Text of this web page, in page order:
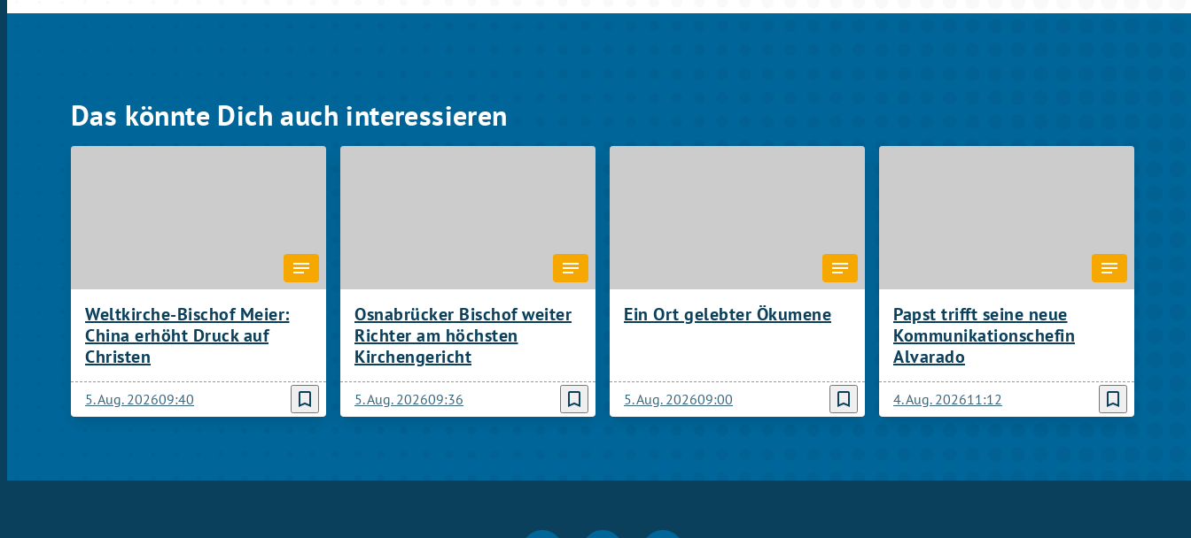
Das könnte Dich auch interessieren
Weltkirche-Bischof Meier:
China erhöht Druck auf
Christen
5. Aug. 202609:40 bookmark_border
Osnabrücker Bischof weiter
Richter am höchsten
Kirchengericht
5. Aug. 202609:36 bookmark_border
Ein Ort gelebter Ökumene
5. Aug. 202609:00 bookmark_border
Papst trifft seine neue
Kommunikationschefin
Alvarado
4. Aug. 202611:12 bookmark_border